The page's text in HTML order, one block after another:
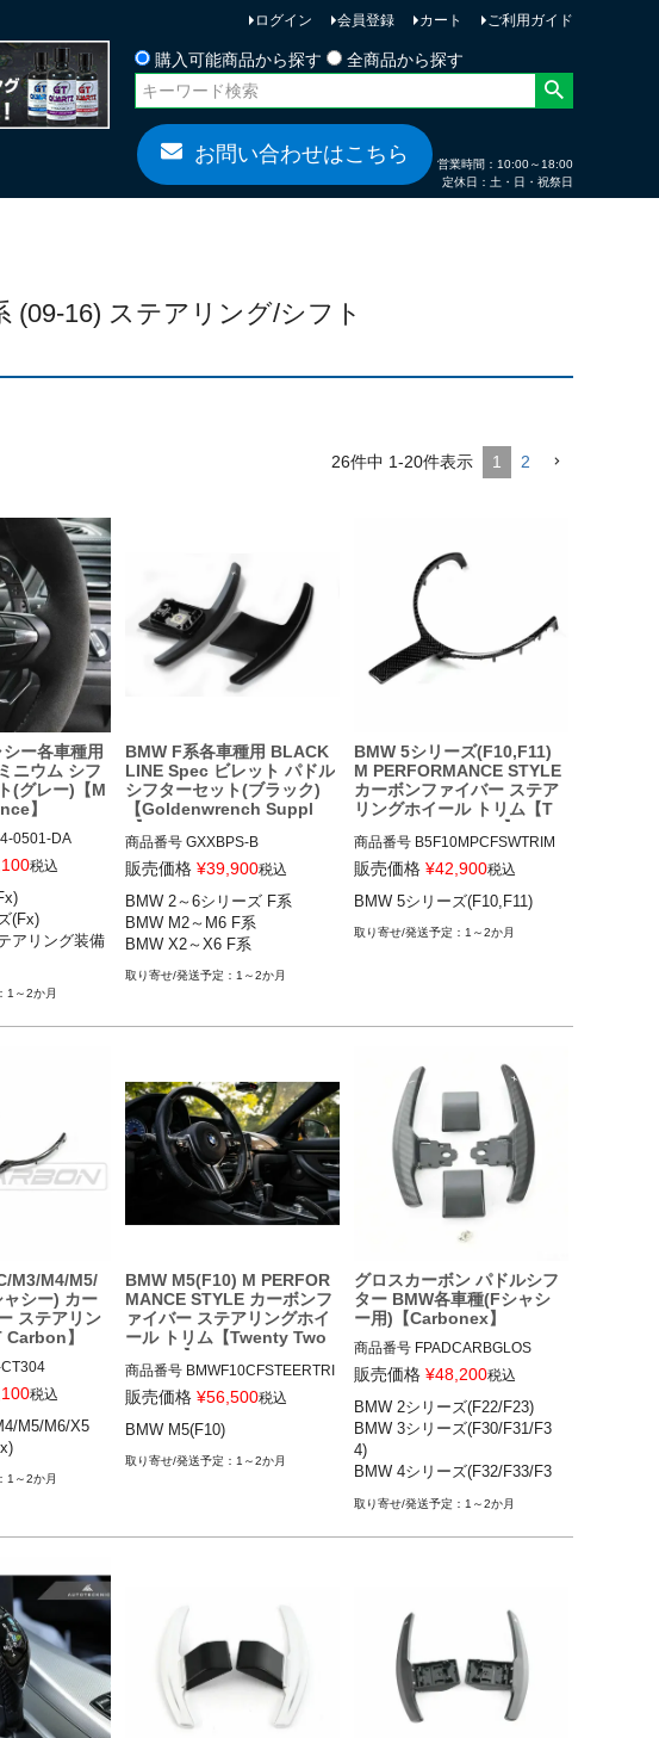
ログイン 会員登録 カート
ご利用ガイド
購入可能商品から探す
全商品から探す
お問い合わせはこちら
営業時間：10:00～18:00
定休日：土・日・祝祭日
(09-16) ステアリング/シフト
26件中 1-20件表示 1 2
ー各車種用
ニウム シフ
(グレー)【M
】
0501-DA
税込
(Fx)
アリング装備
1～2か月
BMW F系各車種用 BLACK
LINE Spec ビレット パドル
シフターセット(ブラック)
【Goldenwrench Suppl
y】
商品番号 GXXBPS-B
GXXBPS-B
BMW 2シリーズ(F22)
BMW M2(F87)
BMW 3シリーズ(F30,F31,F34)
BMW M3(F80)
BMW 6シリーズ(F06,F12.F13)
BMW X2(F39)
BMW X3(F25)
BMW X4(F26)
BMW X5 M(F85)
BMW X6 M(F86)
F系シャシー各車種用
販売価格 ¥39,900税込
BMW 2～6シリーズ F系
BMW M2～M6 F系
BMW X2～X6 F系
1～2か月
BMW 5シリーズ(F10,F11)
M PERFORMANCE STYLE
カーボンファイバー ステア
リングホイール トリム【T
wenty Two Tuning】
商品番号 B5F10MPCFSWTRIM
B5F10MPCFSWTRIM
12TTT"BMW 5 SERIES (F10/F1
1) M PERFORMANCE STYLE C
販売価格 ¥42,900税込
BMW 5シリーズ(F10,F11)
1～2か月
M3/M4/M5/
シー) カー
ステアリン
Carbon】
18
21
20
12-19
14-19
税込
M5/M6/X5
1～2か月
BMW M5(F10) M PERFOR
MANCE STYLE カーボンフ
ァイバー ステアリングホイ
ール トリム【Twenty Two
Tuning】
商品番号 BMWF10CFSTEERTRI
M
12TTT"BMW (F8X) M PERFOR
販売価格 ¥56,500税込
BMW M5(F10)
1～2か月
グロスカーボン パドルシフ
ター BMW各車種(Fシャシ
ー用)【Carbonex】
商品番号 FPADCARBGLOS
FPADCARBGLOS
BMW 2シリーズ(F22/F23) 14-21
BMW 3シリーズ(F30/F31/F34) 1
2-19
BMW 4シリーズ(F32/F33/F36) 1
3-19
BMW 6シリーズ(F12/F13) 11-19
BMW M2(F87) 16-20
BMW M2コンペティション 18-2
BMW M3(F80) 13-19
BMW M4(F82) 13-19
販売価格 ¥48,200税込
BMW 2シリーズ(F22/F23)
BMW 3シリーズ(F30/F31/F3
4)
BMW 4シリーズ(F32/F33/F3
BMW 5シリーズ(F10/F11)等
1～2か月